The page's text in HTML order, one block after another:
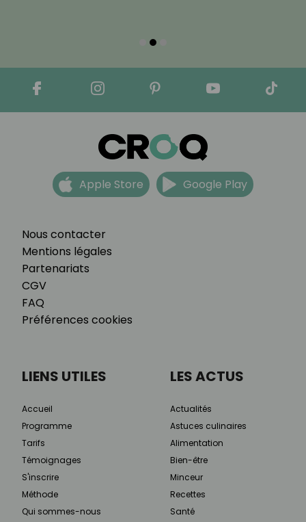
Nous contacter
Mentions légales
Partenariats
CGV
FAQ
Préférences cookies
Apple Store Google Play
LIENS UTILES
Accueil
Programme
Tarifs
Témoignages
S'inscrire
Méthode
Qui sommes-nous
LES ACTUS
Actualités
Astuces culinaires
Alimentation
Bien-être
Minceur
Recettes
Santé